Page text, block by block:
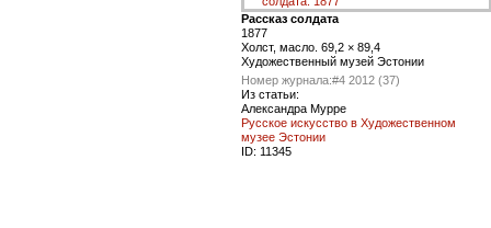
Рассказ солдата
1877
Холст, масло. 69,2 × 89,4
Художественный музей Эстонии
Номер журнала:#4 2012 (37)
Из статьи:
Александра Мурре
Русское искусство в Художественном
музее Эстонии
ID: 11345